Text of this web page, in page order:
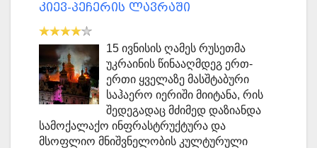
კიევ-პეჩერის ლავრაში
15 ივნისის ღამეს რუსეთმა
უკრაინის წინააღმდეგ ერთ-
ერთი ყველაზე მასშტაბური
საჰაერო იერიში მიიტანა, რის
შედეგადაც მძიმედ დაზიანდა
სამოქალაქო ინფრასტრუქტურა და
მსოფლიო მნიშვნელობის კულტურული